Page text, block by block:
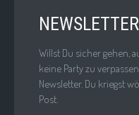
NEWSLETTER
Willst Du sicher gehen,
keine Party zu
Newsletter. Du kriegst
Post.